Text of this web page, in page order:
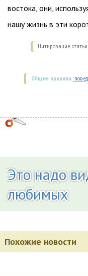
востока, они,
нашу жизнь в эти
Цитирование
Общие правила
Это надо
любимых
Похожие новости